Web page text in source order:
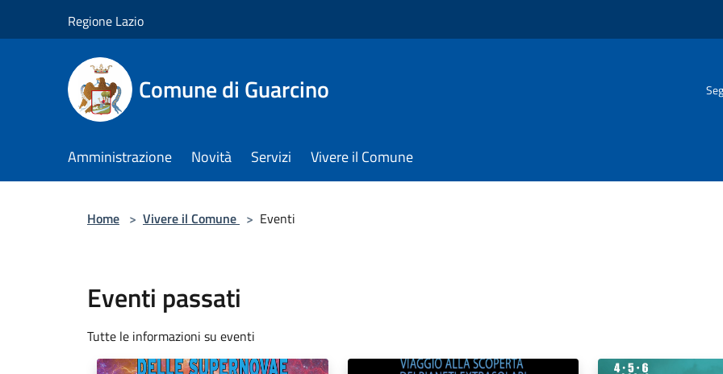
Regione Lazio
Comune di Guarcino
Amministrazione Novità Servizi Vivere il Comune
Home > Vivere il Comune > Eventi
Eventi passati
Tutte le informazioni su eventi